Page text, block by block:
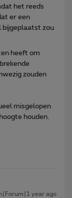
het reeds
er een
bijgeplaatst zou
heeft om
zouden
misgelopen
houden.
year ago